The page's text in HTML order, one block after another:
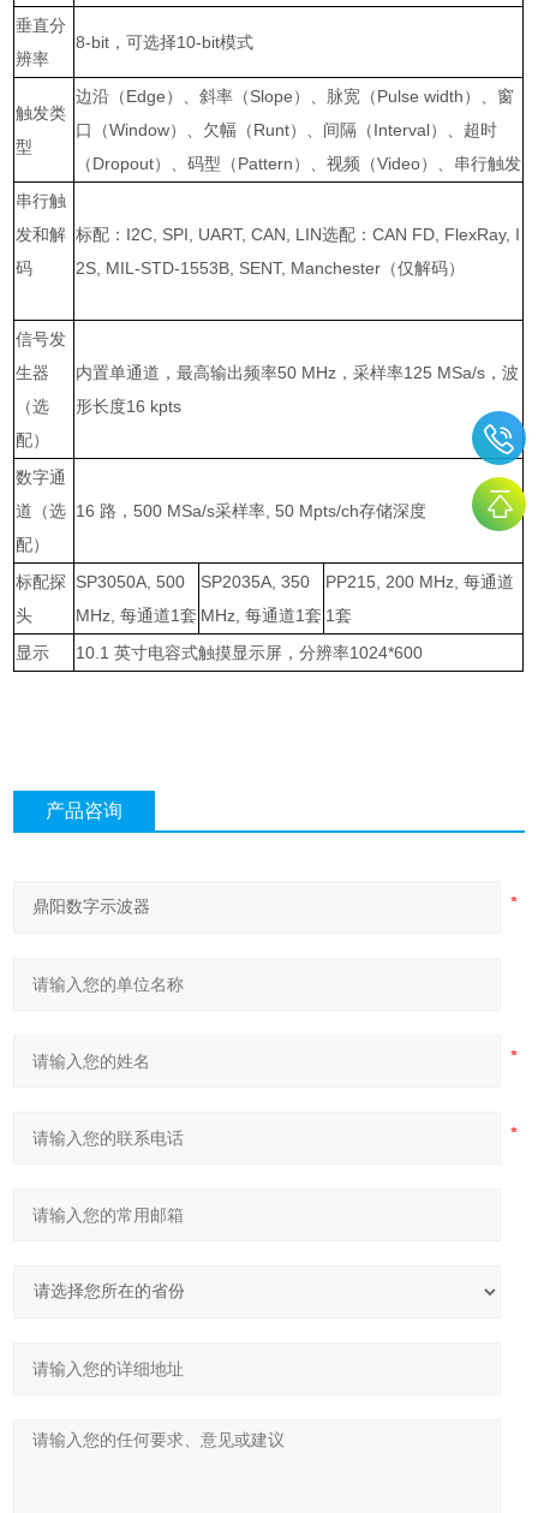
垂直分
辨率
8-bit ，可选择10-bit模式
触发类
型
边沿（Edge）、斜率（Slope）、脉宽（Pulse width）、窗
口（Window）、欠幅（Runt）、间隔（Interval）、超时
（Dropout）、码型（Pattern）、视频（Video）、串行触发
串行触
发和解
码
标配： I2C, SPI, UART, CAN, LIN选配：CAN FD, FlexRay, I
2S, MIL-STD-1553B, SENT, Manchester （仅解码）
信号发
生器
（选
配）
内置单通道，最高输出频率50 MHz ，采样率125 MSa/s ，波
形长度16 kpts
数字通
道（选
配）
16 路，500 MSa/s采样率, 50 Mpts/ch存储深度
标配探
头
SP3050A, 500
MHz,每通道1套
SP2035A, 350
MHz,每通道1套
PP215, 200 MHz,每通道
1套
显示
10.1英寸电容式触摸显示屏，分辨率1024*600
产品咨询